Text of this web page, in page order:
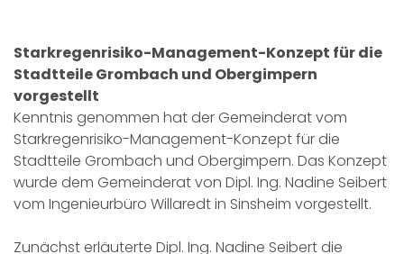
Starkregenrisiko-Management-Konzept für die
Stadtteile Grombach und Obergimpern
vorgestellt
Kenntnis genommen hat der Gemeinderat vom
Starkregenrisiko-Management-Konzept für die
Stadtteile Grombach und Obergimpern. Das Konzept
wurde dem Gemeinderat von Dipl. Ing. Nadine Seibert
vom Ingenieurbüro Willaredt in Sinsheim vorgestellt.
Zunächst erläuterte Dipl. Ing. Nadine Seibert die